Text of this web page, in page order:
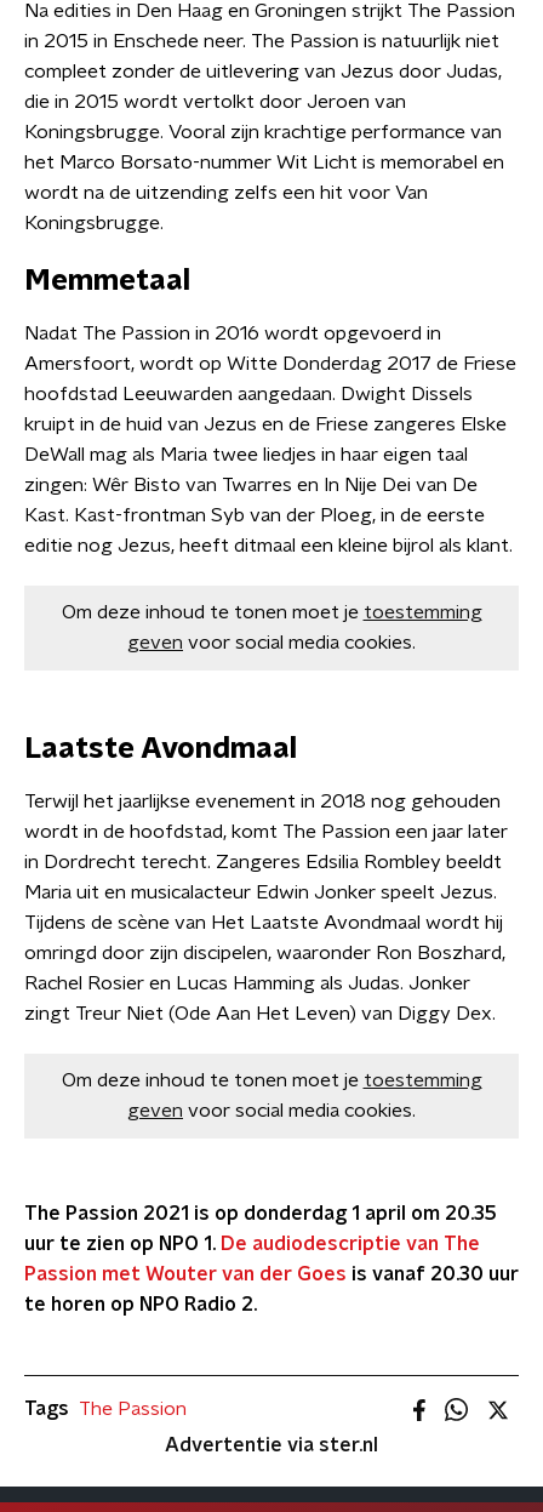
Na edities in Den Haag en Groningen strijkt The Passion
in 2015 in Enschede neer. The Passion is natuurlijk niet
compleet zonder de uitlevering van Jezus door Judas,
die in 2015 wordt vertolkt door Jeroen van
Koningsbrugge. Vooral zijn krachtige performance van
het Marco Borsato-nummer Wit Licht is memorabel en
wordt na de uitzending zelfs een hit voor Van
Koningsbrugge.
Memmetaal
Nadat The Passion in 2016 wordt opgevoerd in
Amersfoort, wordt op Witte Donderdag 2017 de Friese
hoofdstad Leeuwarden aangedaan. Dwight Dissels
kruipt in de huid van Jezus en de Friese zangeres Elske
DeWall mag als Maria twee liedjes in haar eigen taal
zingen: Wêr Bisto van Twarres en In Nije Dei van De
Kast. Kast-frontman Syb van der Ploeg, in de eerste
editie nog Jezus, heeft ditmaal een kleine bijrol als klant.
Om deze inhoud te tonen moet je toestemming
geven voor social media cookies.
Laatste Avondmaal
Terwijl het jaarlijkse evenement in 2018 nog gehouden
wordt in de hoofdstad, komt The Passion een jaar later
in Dordrecht terecht. Zangeres Edsilia Rombley beeldt
Maria uit en musicalacteur Edwin Jonker speelt Jezus.
Tijdens de scène van Het Laatste Avondmaal wordt hij
omringd door zijn discipelen, waaronder Ron Boszhard,
Rachel Rosier en Lucas Hamming als Judas. Jonker
zingt Treur Niet (Ode Aan Het Leven) van Diggy Dex.
Om deze inhoud te tonen moet je toestemming
geven voor social media cookies.
The Passion 2021 is op donderdag 1 april om 20.35
uur te zien op NPO 1. De audiodescriptie van The
Passion met Wouter van der Goes is vanaf 20.30 uur
te horen op NPO Radio 2.
Tags
The Passion
Advertentie via ster.nl